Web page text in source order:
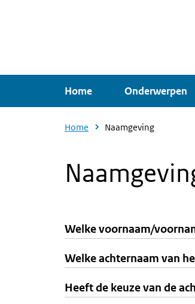
de
gaan
Home Onderwerpen
Home Naamgeving
Welke voornaam/
Welke achternaam van
Heeft de keuze van de